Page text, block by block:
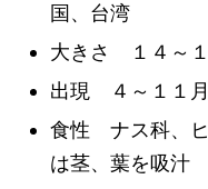
国、台湾
大きさ １４～
出現 ４～１１
食性 ナス科、ヒ
は茎、葉を吸汁